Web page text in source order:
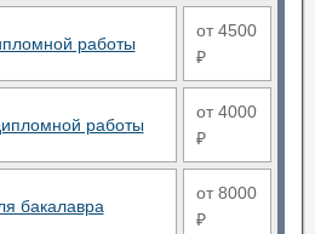
работы
от 4500
₽
работы
от 4000
₽
бакалавра
от 8000
₽